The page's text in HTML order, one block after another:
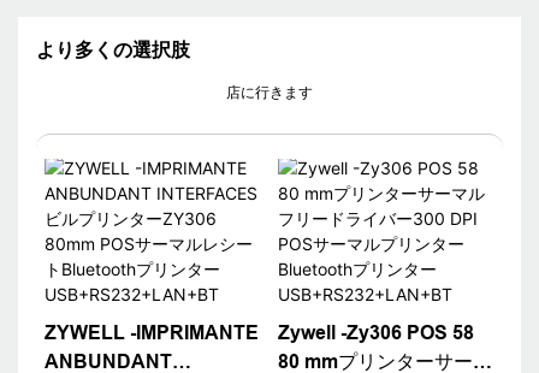
より多くの選択肢
店に行きます
ZYWELL -IMPRIMANTE
ANBUNDANT
Zywell -Zy306 POS 58
80 mmプリンターサーマ